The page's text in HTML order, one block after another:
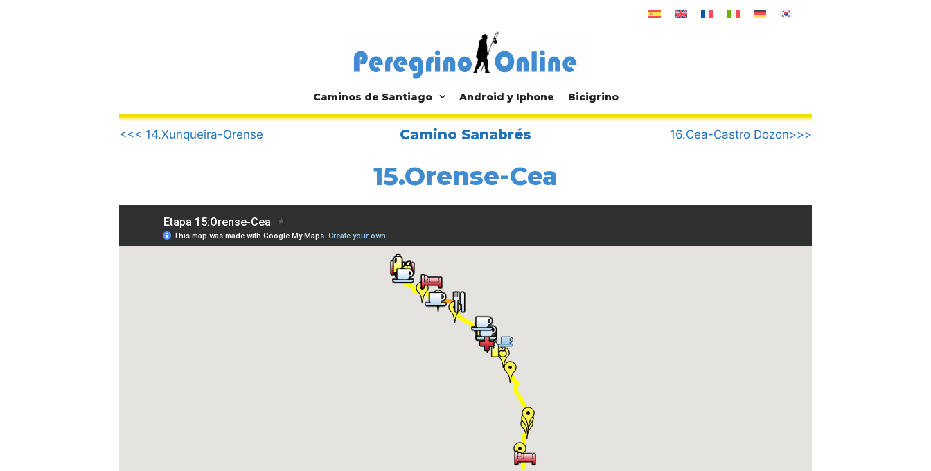
Caminos de Santiago Android y Iphone Bicigrino
.
<<< 14.Xunqueira-Orense
Camino Sanabrés 16.Cea-Castro Dozon>>>
15.Orense-Cea